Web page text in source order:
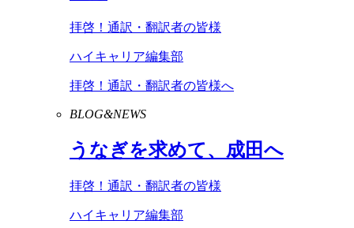
拝啓！通訳・翻訳者の皆様
ハイキャリア編集部
拝啓！通訳・翻訳者の皆様へ
BLOG&NEWS
うなぎを求めて、成田へ
拝啓！通訳・翻訳者の皆様
ハイキャリア編集部